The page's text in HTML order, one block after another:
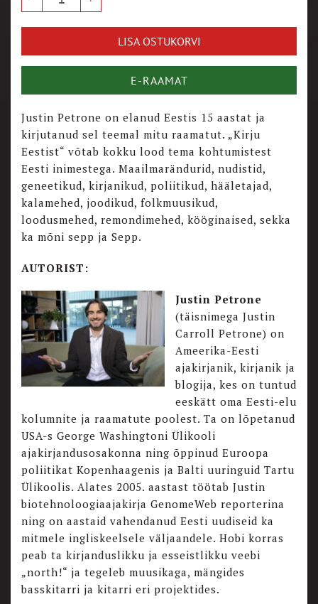
LISA OSTUKORVI
E-RAAMAT
Justin Petrone on elanud Eestis 15 aastat ja
kirjutanud sel teemal mitu raamatut. „Kirju
Eestist“ võtab kokku lood tema kohtumistest
Eesti inimestega. Maailmarändurid, nudistid,
geneetikud, kirjanikud, poliitikud, hääletajad,
kalamehed, joodikud, folkmuusikud,
loodusmehed, remondimehed, kööginaised, sekka
ka mõni sepp ja Sepp.
AUTORIST:
Justin Petrone
(täisnimega Justin
Carroll Petrone) on
Ameerika-Eesti
ajakirjanik, kirjanik ja
blogija, kes on tuntud
eeskätt oma Eesti-elu
kolumnite ja raamatute poolest. Ta on lõpetanud
USA-s George Washingtoni Ülikooli
ajakirjandusosakonna ning õppinud Euroopa
poliitikat Kopenhaagenis ja Balti uuringuid Tartu
Ülikoolis. Alates 2005. aastast töötab Justin
biotehnoloogiaajakirja GenomeWeb reporterina
ning on aastaid vahendanud Eesti uudiseid ka
mitmele ingliskeelsele väljaandele. Hobi korras
peab ta kirjanduslikku ja esseistlikku veebi
„north!“ ja tegeleb muusikaga, mängides
basskitarri ja kitarri eri projektides.